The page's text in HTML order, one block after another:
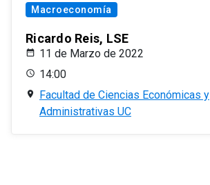
Macroeconomía
Ricardo Reis, LSE
11 de Marzo de 2022
14:00
Facultad de Ciencias Económicas y
Administrativas UC